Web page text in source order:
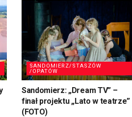
SANDOMIERZ/STASZÓW
/OPATÓW
Sandomierz: „Dream TV” –
finał projektu „Lato w teatrze”
(FOTO)